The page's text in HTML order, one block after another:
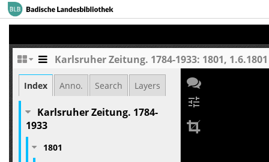
Karlsruher Zeitung. 1784-1933: 1801,
Index Anno. Search Layers
Karlsruher Zeitung. 1784-
1933
1801
tune